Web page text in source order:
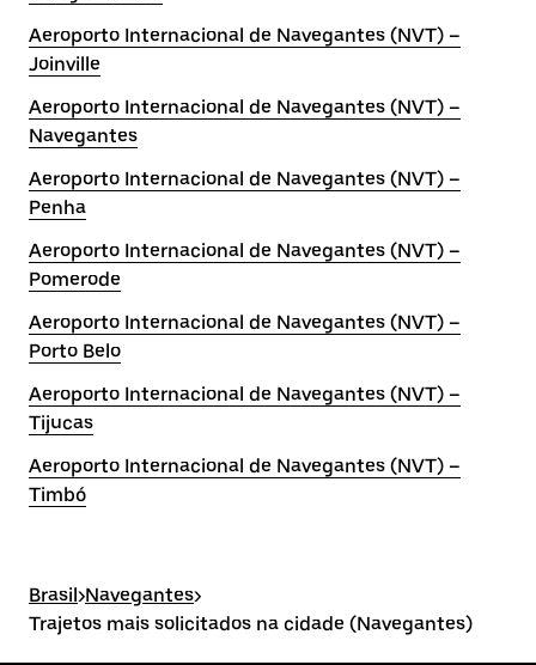
Aeroporto Internacional de Navegantes (NVT) –
Joinville
Aeroporto Internacional de Navegantes (NVT) –
Navegantes
Aeroporto Internacional de Navegantes (NVT) –
Penha
Aeroporto Internacional de Navegantes (NVT) –
Pomerode
Aeroporto Internacional de Navegantes (NVT) –
Porto Belo
Aeroporto Internacional de Navegantes (NVT) –
Tijucas
Aeroporto Internacional de Navegantes (NVT) –
Timbó
Brasil>Navegantes>
Trajetos mais solicitados na cidade (Navegantes)